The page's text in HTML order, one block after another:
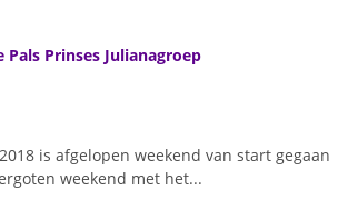
Pals Prinses Julianagroep
is afgelopen weekend van start gegaan
weekend met het...